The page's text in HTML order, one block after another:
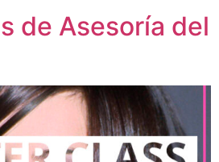
de Asesoría del